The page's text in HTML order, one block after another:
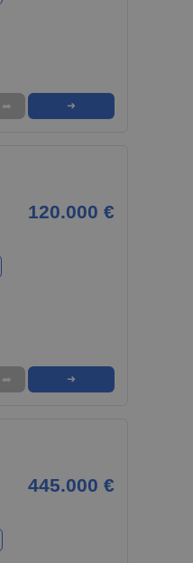
➦ ➜
120.000 €
➦ ➜
445.000 €